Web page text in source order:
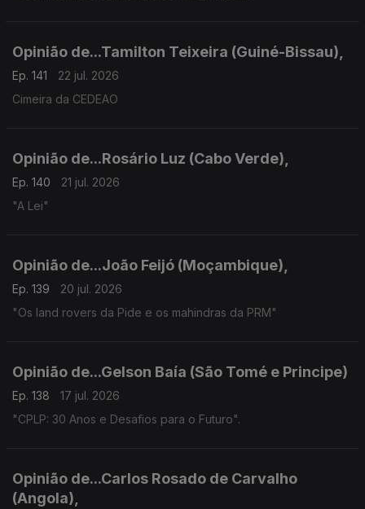
Opinião de...Tamilton Teixeira (Guiné-Bissau),
Ep. 141
22 jul. 2026
Cimeira da CEDEAO
Opinião de...Rosário Luz (Cabo Verde),
Ep. 140
21 jul. 2026
"A Lei"
Opinião de...João Feijó (Moçambique),
Ep. 139
20 jul. 2026
"Os land rovers da Pide e os mahindras da PRM"
Opinião de...Gelson Baía (São Tomé e Principe)
Ep. 138
17 jul. 2026
"CPLP: 30 Anos e Desafios para o Futuro".
Opinião de...Carlos Rosado de Carvalho
(Angola),